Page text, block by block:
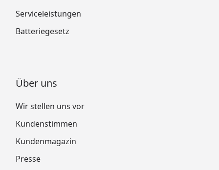
Serviceleistungen
Batteriegesetz
Über uns
Wir stellen uns vor
Kundenstimmen
Kundenmagazin
Presse